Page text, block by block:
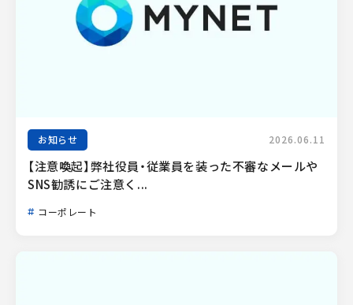
お知らせ 2026.06.11
【注意喚起】弊社役員・従業員を装った不審なメールや
SNS勧誘にご注意く...
コーポレート